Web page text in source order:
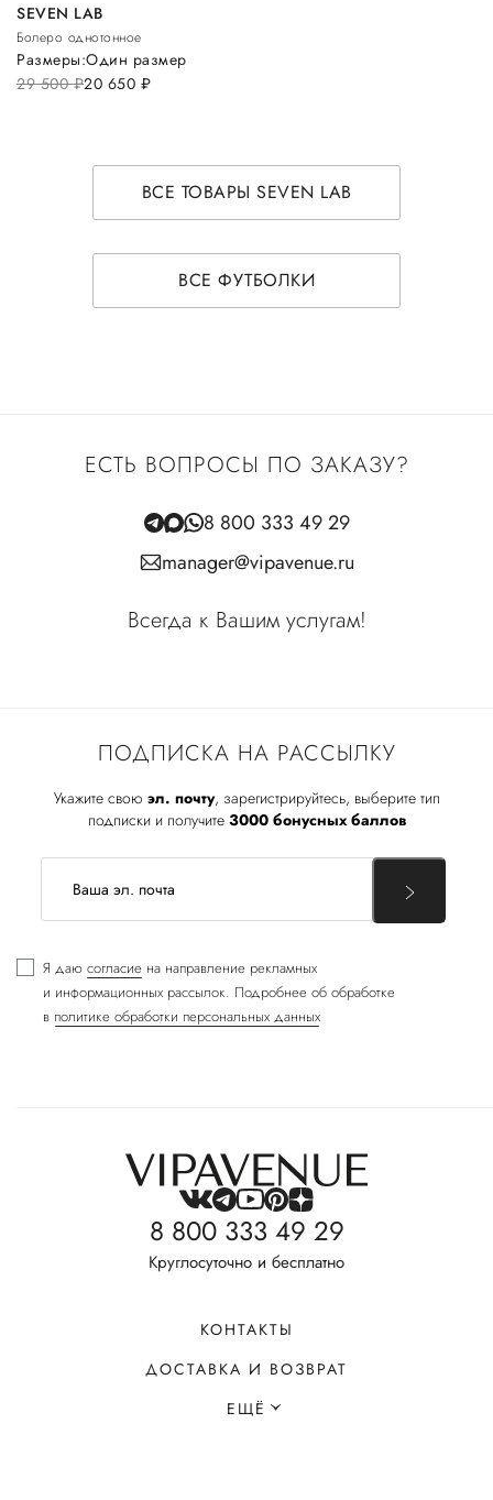
SEVEN LAB
Болеро однотонное
29 500руб.20 650 руб.
Размеры:Один размер
ВСЕ ТОВАРЫ SEVEN LAB
ВСЕ ФУТБОЛКИ
ПОДПИСКА НА РАССЫЛКУ
Укажите свою эл. почту, зарегистрируйтесь, выберите тип
подписки и получите 3000 бонусных баллов
Я даю согласие на направление рекламных
и информационных рассылок. Подробнее об обработке
в политике обработки персональных данных
ЕСТЬ ВОПРОСЫ ПО ЗАКАЗУ?
8 800 333 49 29
manager@vipavenue.ru
Всегда к Вашим услугам!
8 800 333 49 29
Круглосуточно и бесплатно
КОНТАКТЫ
ДОСТАВКА И ВОЗВРАТ
ЕЩЁ